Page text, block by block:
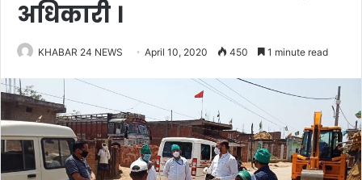
अधिकारी ।
KHABAR 24 NEWS April 10, 2020 450 1 minute read